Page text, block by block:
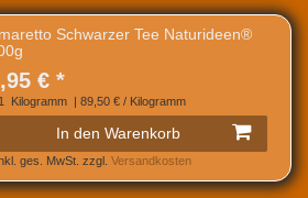
Schwarzer Tee Naturideen®
€ *
Kilogramm | 89,50 € / Kilogramm
In den Warenkorb
ges. MwSt. zzgl. Versandkosten